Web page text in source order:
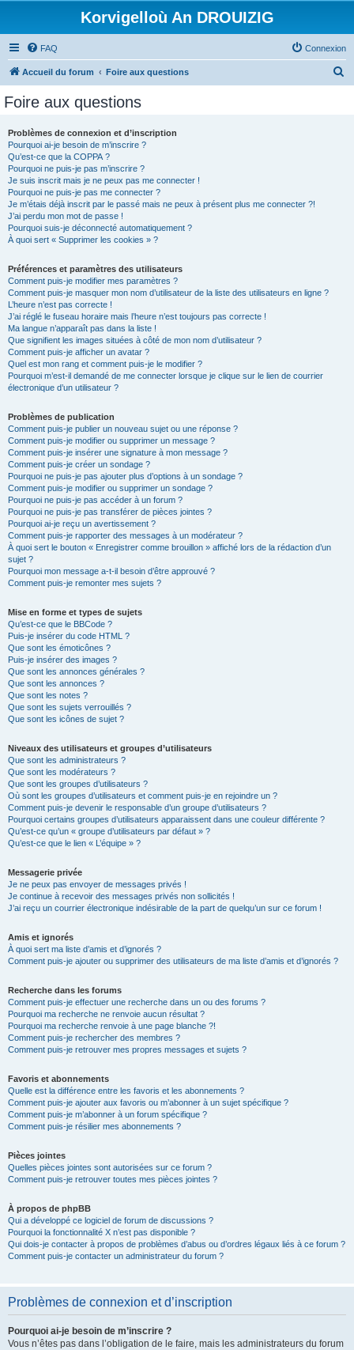
Korvigelloù An DROUIZIG
FAQ Connexion
Accueil du forum Foire aux questions
Foire aux questions
Problèmes de connexion et d’inscription
Pourquoi ai-je besoin de m’inscrire ?
Qu’est-ce que la COPPA ?
Pourquoi ne puis-je pas m’inscrire ?
Je suis inscrit mais je ne peux pas me connecter !
Pourquoi ne puis-je pas me connecter ?
Je m’étais déjà inscrit par le passé mais ne peux à présent plus me connecter ?!
J’ai perdu mon mot de passe !
Pourquoi suis-je déconnecté automatiquement ?
À quoi sert « Supprimer les cookies » ?
Préférences et paramètres des utilisateurs
Comment puis-je modifier mes paramètres ?
Comment puis-je masquer mon nom d’utilisateur de la liste des utilisateurs en ligne ?
L’heure n’est pas correcte !
J’ai réglé le fuseau horaire mais l’heure n’est toujours pas correcte !
Ma langue n’apparaît pas dans la liste !
Que signifient les images situées à côté de mon nom d’utilisateur ?
Comment puis-je afficher un avatar ?
Quel est mon rang et comment puis-je le modifier ?
Pourquoi m’est-il demandé de me connecter lorsque je clique sur le lien de courrier
électronique d’un utilisateur ?
Problèmes de publication
Comment puis-je publier un nouveau sujet ou une réponse ?
Comment puis-je modifier ou supprimer un message ?
Comment puis-je insérer une signature à mon message ?
Comment puis-je créer un sondage ?
Pourquoi ne puis-je pas ajouter plus d’options à un sondage ?
Comment puis-je modifier ou supprimer un sondage ?
Pourquoi ne puis-je pas accéder à un forum ?
Pourquoi ne puis-je pas transférer de pièces jointes ?
Pourquoi ai-je reçu un avertissement ?
Comment puis-je rapporter des messages à un modérateur ?
À quoi sert le bouton « Enregistrer comme brouillon » affiché lors de la rédaction d’un
sujet ?
Pourquoi mon message a-t-il besoin d’être approuvé ?
Comment puis-je remonter mes sujets ?
Mise en forme et types de sujets
Qu’est-ce que le BBCode ?
Puis-je insérer du code HTML ?
Que sont les émoticônes ?
Puis-je insérer des images ?
Que sont les annonces générales ?
Que sont les annonces ?
Que sont les notes ?
Que sont les sujets verrouillés ?
Que sont les icônes de sujet ?
Niveaux des utilisateurs et groupes d’utilisateurs
Que sont les administrateurs ?
Que sont les modérateurs ?
Que sont les groupes d’utilisateurs ?
Où sont les groupes d’utilisateurs et comment puis-je en rejoindre un ?
Comment puis-je devenir le responsable d’un groupe d’utilisateurs ?
Pourquoi certains groupes d’utilisateurs apparaissent dans une couleur différente ?
Qu’est-ce qu’un « groupe d’utilisateurs par défaut » ?
Qu’est-ce que le lien « L’équipe » ?
Messagerie privée
Je ne peux pas envoyer de messages privés !
Je continue à recevoir des messages privés non sollicités !
J’ai reçu un courrier électronique indésirable de la part de quelqu’un sur ce forum !
Amis et ignorés
À quoi sert ma liste d’amis et d’ignorés ?
Comment puis-je ajouter ou supprimer des utilisateurs de ma liste d’amis et d’ignorés ?
Recherche dans les forums
Comment puis-je effectuer une recherche dans un ou des forums ?
Pourquoi ma recherche ne renvoie aucun résultat ?
Pourquoi ma recherche renvoie à une page blanche ?!
Comment puis-je rechercher des membres ?
Comment puis-je retrouver mes propres messages et sujets ?
Favoris et abonnements
Quelle est la différence entre les favoris et les abonnements ?
Comment puis-je ajouter aux favoris ou m’abonner à un sujet spécifique ?
Comment puis-je m’abonner à un forum spécifique ?
Comment puis-je résilier mes abonnements ?
Pièces jointes
Quelles pièces jointes sont autorisées sur ce forum ?
Comment puis-je retrouver toutes mes pièces jointes ?
À propos de phpBB
Qui a développé ce logiciel de forum de discussions ?
Pourquoi la fonctionnalité X n’est pas disponible ?
Qui dois-je contacter à propos de problèmes d’abus ou d’ordres légaux liés à ce forum ?
Comment puis-je contacter un administrateur du forum ?
Problèmes de connexion et d’inscription
Pourquoi ai-je besoin de m’inscrire ?
Vous n’êtes pas dans l’obligation de le faire, mais les administrateurs du forum